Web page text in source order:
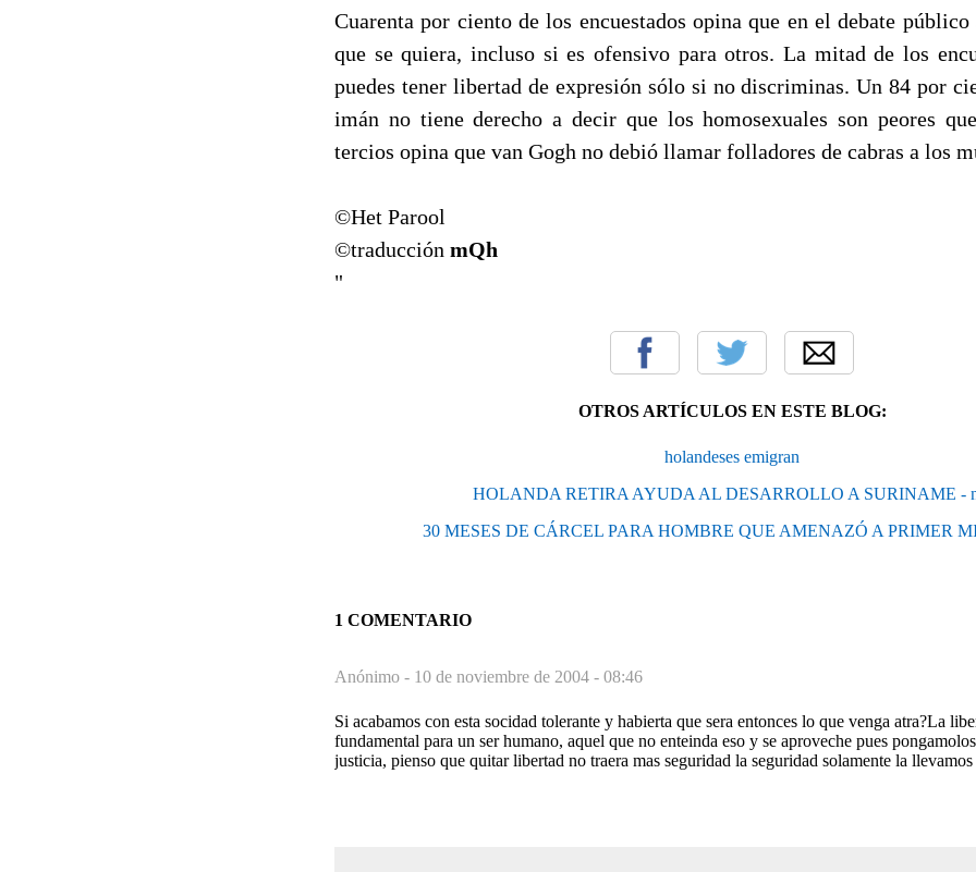
Cuarenta por ciento de los encuestados opina que en el debate
que se quiera, incluso si es ofensivo para otros. La mitad de los
puedes tener libertad de expresión sólo si no discriminas. Un 84 por
imán no tiene derecho a decir que los homosexuales son peores
tercios opina que van Gogh no debió llamar folladores de cabras a los
©Het Parool
©traducción mQh
"
OTROS ARTÍCULOS EN ESTE BLOG:
holandeses emigran
HOLANDA RETIRA AYUDA AL DESARROLLO A SURINAME -
30 MESES DE CÁRCEL PARA HOMBRE QUE AMENAZÓ A PRIMER
1 COMENTARIO
Anónimo - 10 de noviembre de 2004 - 08:46
Si acabamos con esta socidad tolerante y habierta que sera entonces lo que venga atra?La
fundamental para un ser humano, aquel que no enteinda eso y se aproveche pues
justicia, pienso que quitar libertad no traera mas seguridad la seguridad solamente la